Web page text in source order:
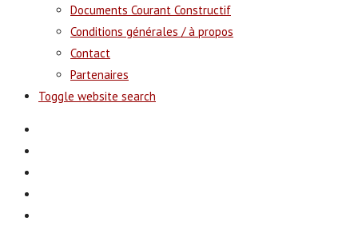
Documents Courant Constructif
Conditions générales / à propos
Contact
Partenaires
Toggle website search